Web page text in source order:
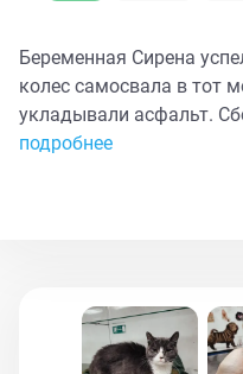
Беременная Сирена
колес самосвала в тот
укладывали асфальт. Сбор на анализы, стерилизацию
и стационар. Кошка очень ласковая, явно ее кто-то
подробнее